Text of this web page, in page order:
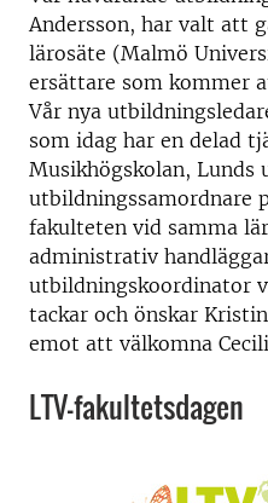
Andersson, har valt att
lärosäte (Malmö
ersättare som kommer
Vår nya
som idag har en delad
Musikhögskolan, Lunds
utbildningssamordnare
fakulteten vid samma
administrativ
utbildningskoordinator
tackar och önskar
emot att välkomna
LTV-fakultetsdagen